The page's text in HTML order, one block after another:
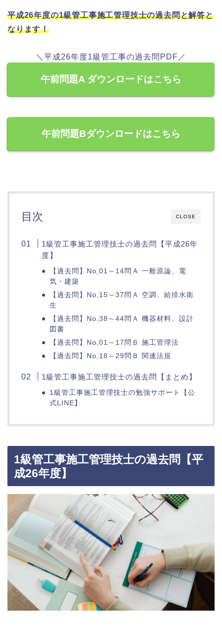
平成26年度の1級管工事施工管理技士の過去問と解答と
なります！
＼平成26年度1級管工事の過去問PDF／
午前問題A ダウンロードはこちら
午前問題Bダウンロードはこちら
CLOSE
目次
1級管工事施工管理技士の過去問【平成26年
度】
【過去問】No,01～14問Ａ 一般原論、電
気・建築
【過去問】No,15～37問Ａ 空調、給排水衛
生
【過去問】No,38～44問Ａ 機器材料、設計
図書
【過去問】No,01～17問Ｂ 施工管理法
【過去問】No,18～29問Ｂ 関連法規
1級管工事施工管理技士の過去問【まとめ】
1級管工事施工管理技士の勉強サポート【公
式LINE】
1級管工事施工管理技士の過去問【平
成26年度】